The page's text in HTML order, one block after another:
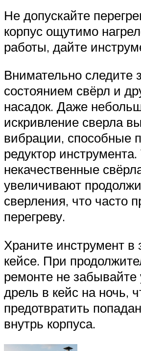
Не допускайте
корпус ощутимо
работы, дайте
Внимательно следите
состоянием свёрл и
насадок. Даже
искривление сверла
вибрации, способные
редуктор
некачественные
увеличивают
сверления, что часто
перегреву.
Храните инструмент в
кейсе. При
ремонте не забывайте
дрель в кейс на ночь,
предотвратить
внутрь корпуса.